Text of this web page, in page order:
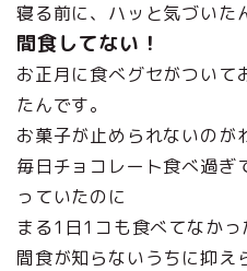
寝る前に、ハッと気づいた
間食してない！
お正月に食べグセがついて
たんです。
お菓子が止められないのが
毎日チョコレート食べ過ぎ
っていたのに
まる1日1コも食べてなかっ
間食が知らないうちに抑え